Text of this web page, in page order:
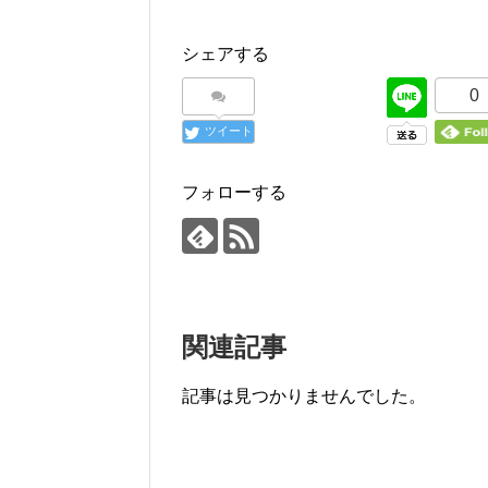
シェアする
ツイート
0
フォローする
関連記事
記事は見つかりませんでした。